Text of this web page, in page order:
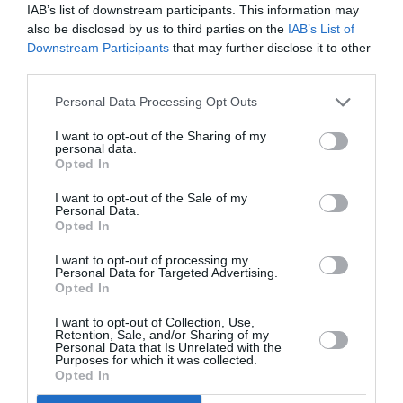
IAB’s list of downstream participants. This information may
also be disclosed by us to third parties on the IAB’s List of
Downstream Participants that may further disclose it to other
Personal Data Processing Opt Outs
I want to opt-out of the Sharing of my
personal data.
Opted In
I want to opt-out of the Sale of my
Personal Data.
Opted In
I want to opt-out of processing my
Personal Data for Targeted Advertising.
Opted In
I want to opt-out of Collection, Use,
Retention, Sale, and/or Sharing of my
Personal Data that Is Unrelated with the
Purposes for which it was collected.
Opted In
NOUS SOUTENIR
Mathématiques
a commenté l'article :
19 h 23 sans escale : le Boeing 777F de National
Airlines relie l’Écosse à l’Australie
Badissi novembria commenté l'article :
Nice–Corse : ces vols électriques qui se profilent à